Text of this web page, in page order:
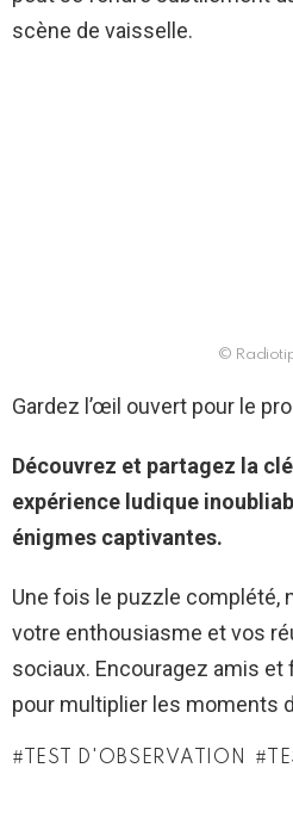
scène de vaisselle.
©
Gardez l’œil ouvert pour le
Découvrez et partagez la
expérience ludique
énigmes captivantes.
Une fois le puzzle complété,
votre enthousiasme et vos
sociaux. Encouragez amis et
pour multiplier les moments
TEST D'OBSERVATION